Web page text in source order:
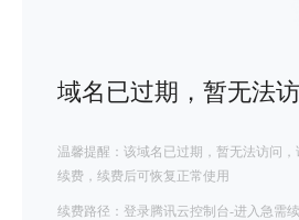
域名已过期，暂无法
温馨提醒：该域名已过期，暂无法访问
续费，续费后可恢复正常使用
续费路径：登录腾讯云控制台-进入急需